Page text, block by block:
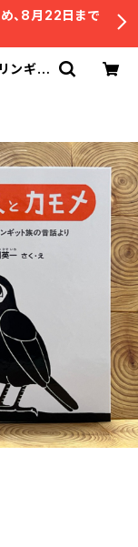
、8月22日まで
ンギッ